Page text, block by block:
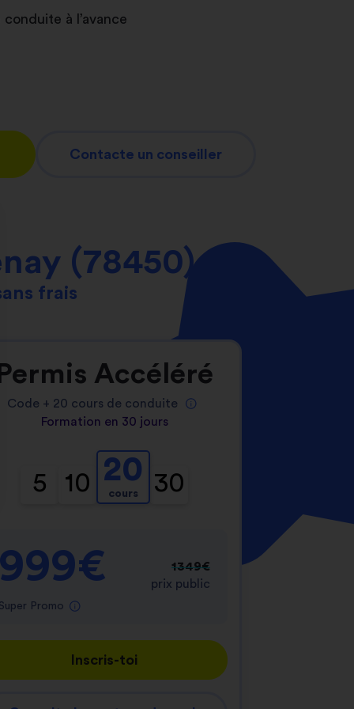
vos paramètres de confidentialité, en
à l’avance
Contacte un conseiller
(78450)
frais
Permis Accéléré
Code + 20 cours de conduite
Formation en 30 jours
5 10 20
cours 30
999€
Super Promo
1349€
prix public
Inscris-toi